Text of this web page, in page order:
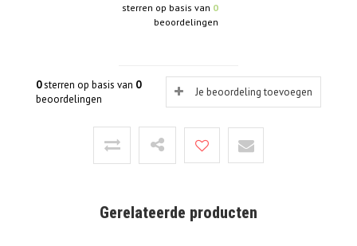
sterren op basis van 0
beoordelingen
0sterren op basis van 0
beoordelingen
Je beoordeling toevoegen
Gerelateerde producten